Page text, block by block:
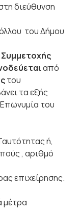
διεύθυνση
τουΔήμου
Συμμετοχής
από
του
τα εξής
του
ή,
, αριθμό
επιχείρησης.
μέτρα